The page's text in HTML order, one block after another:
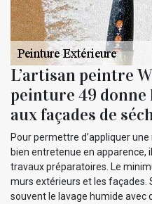
L’artisan peintre
peinture 49 donne
aux façades de
Pour permettre d’appliquer
bien entretenue en apparence,
travaux préparatoires. Le
murs extérieurs et les façades.
souvent le lavage humide avec